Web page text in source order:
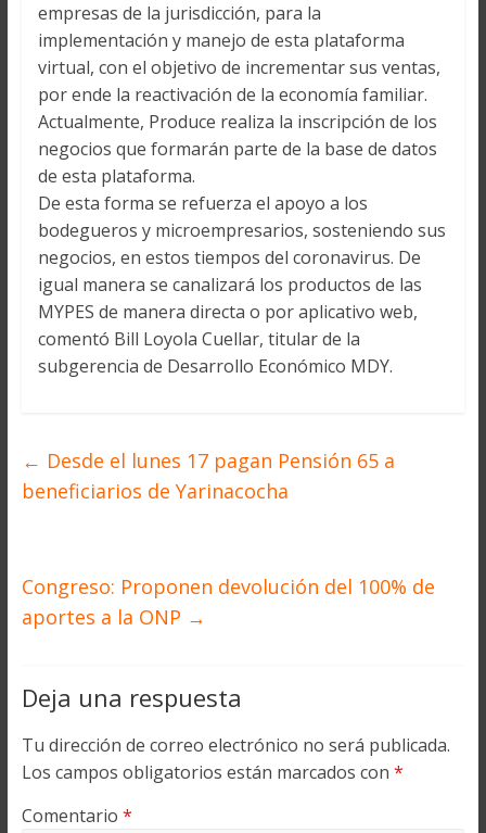
empresas de la jurisdicción, para la
implementación y manejo de esta plataforma
virtual, con el objetivo de incrementar sus ventas,
por ende la reactivación de la economía familiar.
Actualmente, Produce realiza la inscripción de los
negocios que formarán parte de la base de datos
de esta plataforma.
De esta forma se refuerza el apoyo a los
bodegueros y microempresarios, sosteniendo sus
negocios, en estos tiempos del coronavirus. De
igual manera se canalizará los productos de las
MYPES de manera directa o por aplicativo web,
comentó Bill Loyola Cuellar, titular de la
subgerencia de Desarrollo Económico MDY.
← Desde el lunes 17 pagan Pensión 65 a
beneficiarios de Yarinacocha
Congreso: Proponen devolución del 100% de
aportes a la ONP →
Deja una respuesta
Tu dirección de correo electrónico no será publicada.
Los campos obligatorios están marcados con *
Comentario *